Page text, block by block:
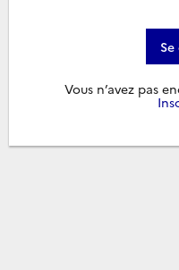
Vous n’avez pas